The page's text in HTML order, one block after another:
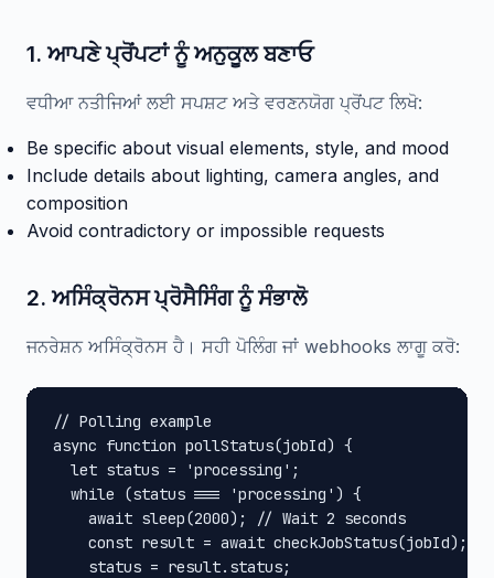
1. ਆਪਣੇ ਪ੍ਰੋਂਪਟਾਂ ਨੂੰ ਅਨੁਕੂਲ ਬਣਾਓ
ਵਧੀਆ ਨਤੀਜਿਆਂ ਲਈ ਸਪਸ਼ਟ ਅਤੇ ਵਰਣਨਯੋਗ ਪ੍ਰੋਂਪਟ ਲਿਖੋ:
Be specific about visual elements, style, and mood
Include details about lighting, camera angles, and
composition
Avoid contradictory or impossible requests
2. ਅਸਿੰਕ੍ਰੋਨਸ ਪ੍ਰੋਸੈਸਿੰਗ ਨੂੰ ਸੰਭਾਲੋ
ਜਨਰੇਸ਼ਨ ਅਸਿੰਕ੍ਰੋਨਸ ਹੈ। ਸਹੀ ਪੋਲਿੰਗ ਜਾਂ webhooks ਲਾਗੂ ਕਰੋ:
// Polling example
async function pollStatus(jobId) {
  let status = 'processing';
  while (status === 'processing') {
    await sleep(2000); // Wait 2 seconds
    const result = await checkJobStatus(jobId);
    status = result.status;